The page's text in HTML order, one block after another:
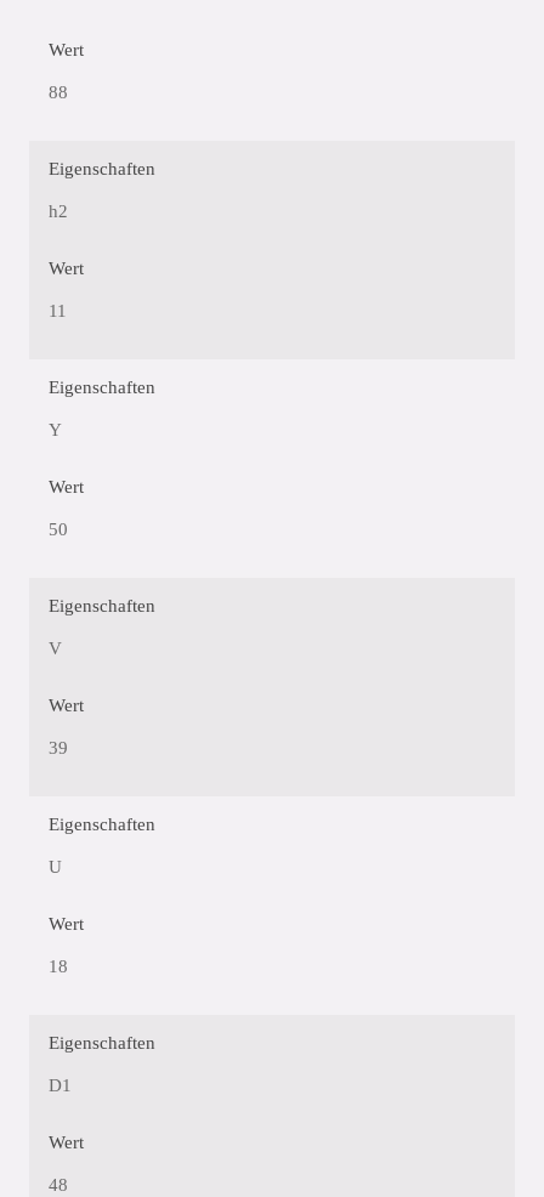
Wert
88
Eigenschaften
h2
Wert
11
Eigenschaften
Y
Wert
50
Eigenschaften
V
Wert
39
Eigenschaften
U
Wert
18
Eigenschaften
D1
Wert
48